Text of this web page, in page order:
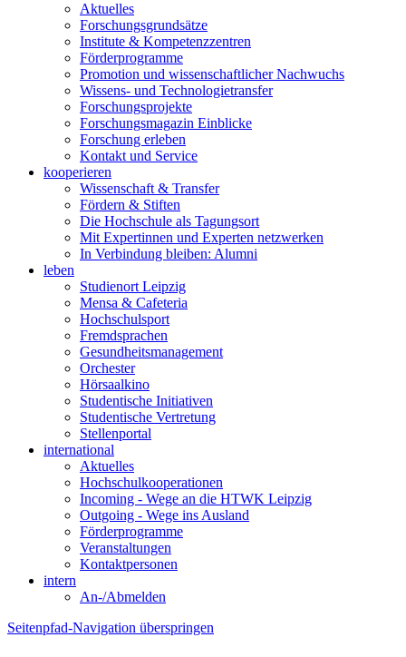
Aktuelles
Forschungsgrundsätze
Institute & Kompetenzzentren
Förderprogramme
Promotion und wissenschaftlicher Nachwuchs
Wissens- und Technologietransfer
Forschungsprojekte
Forschungsmagazin Einblicke
Forschung erleben
Kontakt und Service
kooperieren
Wissenschaft & Transfer
Fördern & Stiften
Die Hochschule als Tagungsort
Mit Expertinnen und Experten netzwerken
In Verbindung bleiben: Alumni
leben
Studienort Leipzig
Mensa & Cafeteria
Hochschulsport
Fremdsprachen
Gesundheitsmanagement
Orchester
Hörsaalkino
Studentische Initiativen
Studentische Vertretung
Stellenportal
international
Aktuelles
Hochschulkooperationen
Incoming - Wege an die HTWK Leipzig
Outgoing - Wege ins Ausland
Förderprogramme
Veranstaltungen
Kontaktpersonen
intern
An-/Abmelden
Seitenpfad-Navigation überspringen